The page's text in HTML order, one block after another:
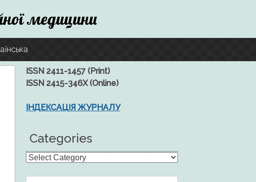
медицини
ISSN 2411-1457 (Print)
ISSN 2415-346X (Online)
ІНДЕКСАЦІЯ ЖУРНАЛУ
Categories
Categories